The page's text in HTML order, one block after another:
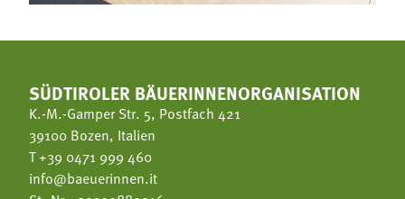
SÜDTIROLER BÄUERINNENORGANISATION
K.-M.-Gamper Str. 5, Postfach 421
39100 Bozen, Italien
T+39 0471 999 460
info@baeuerinnen.it